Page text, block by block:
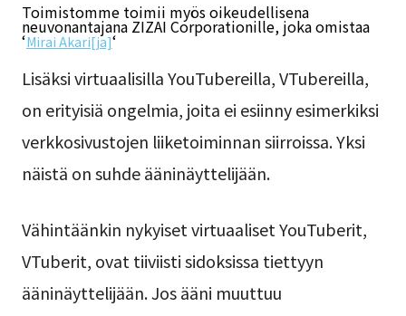
Toimistomme toimii myös oikeudellisena
neuvonantajana ZIZAI Corporationille, joka omistaa
‘Mirai Akari[ja]‘
Lisäksi virtuaalisilla YouTubereilla, VTubereilla,
on erityisiä ongelmia, joita ei esiinny esimerkiksi
verkkosivustojen liiketoiminnan siirroissa. Yksi
näistä on suhde ääninäyttelijään.
Vähintäänkin nykyiset virtuaaliset YouTuberit,
VTuberit, ovat tiiviisti sidoksissa tiettyyn
ääninäyttelijään. Jos ääni muuttuu